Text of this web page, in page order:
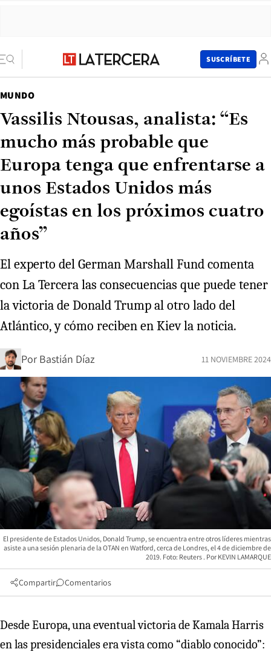
SUSCRÍBETE
MUNDO
Vassilis Ntousas, analista: “Es
mucho más probable que
Europa tenga que enfrentarse a
unos Estados Unidos más
egoístas en los próximos cuatro
años”
El experto del German Marshall Fund comenta
con La Tercera las consecuencias que puede tener
la victoria de Donald Trump al otro lado del
Atlántico, y cómo reciben en Kiev la noticia.
Por Bastián Díaz 11 NOVIEMBRE 2024
El presidente de Estados Unidos, Donald Trump, se encuentra entre otros líderes mientras
asiste a una sesión plenaria de la OTAN en Watford, cerca de Londres, el 4 de diciembre de
2019. Foto: Reuters
KEVIN LAMARQUE
Compartir Comentarios
Desde Europa, una eventual victoria de Kamala Harris
en las presidenciales era vista como “diablo conocido”: